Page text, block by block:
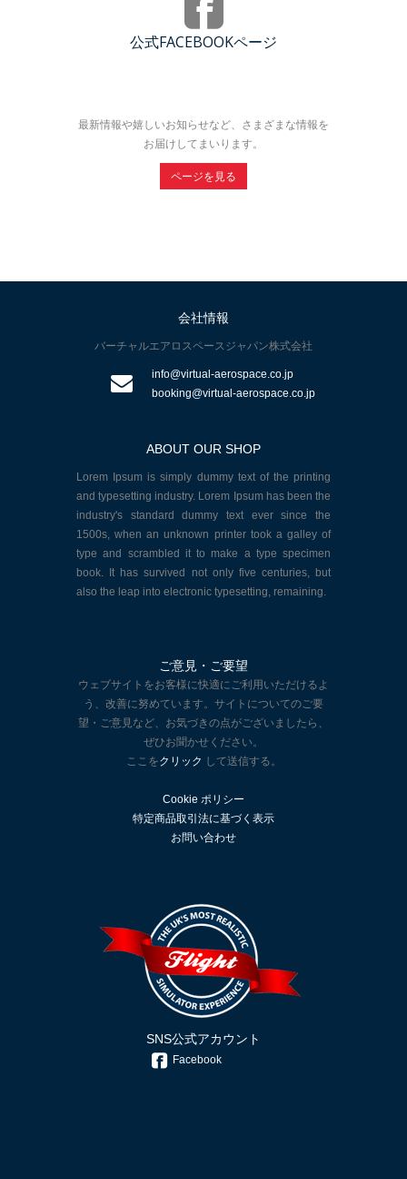
公式FACEBOOKページ
最新情報や嬉しいお知らせなど、さまざまな情報を
お届けしてまいります。
ページを見る
会社情報
バーチャルエアロスペースジャパン株式会社
info@virtual-aerospace.co.jp
booking@virtual-aerospace.co.jp
ABOUT OUR SHOP
Lorem Ipsum is simply dummy text of the printing
and typesetting industry. Lorem Ipsum has been the
industry's standard dummy text ever since the
1500s, when an unknown printer took a galley of
type and scrambled it to make a type specimen
book. It has survived not only five centuries, but
also the leap into electronic typesetting, remaining.
ご意見・ご要望
ウェブサイトをお客様に快適にご利用いただけるよ
う、改善に努めています。サイトについてのご要
望・ご意見など、お気づきの点がございましたら、
ぜひお聞かせください。
ここをクリック して送信する。
Cookie ポリシー
特定商品取引法に基づく表示
お問い合わせ
SNS公式アカウント
Facebook